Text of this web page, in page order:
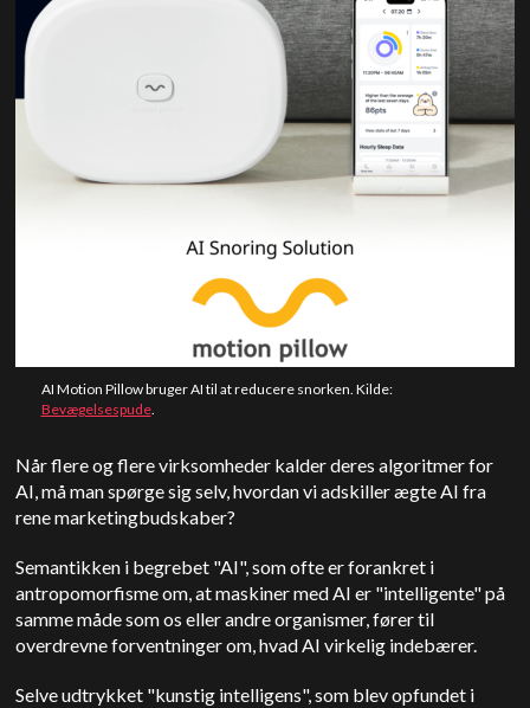
AI Motion Pillow bruger AI til at reducere snorken. Kilde:
Bevægelsespude.
Når flere og flere virksomheder kalder deres algoritmer for
AI, må man spørge sig selv, hvordan vi adskiller ægte AI fra
rene marketingbudskaber?
Semantikken i begrebet "AI", som ofte er forankret i
antropomorfisme om, at maskiner med AI er "intelligente" på
samme måde som os eller andre organismer, fører til
overdrevne forventninger om, hvad AI virkelig indebærer.
Selve udtrykket "kunstig intelligens", som blev opfundet i